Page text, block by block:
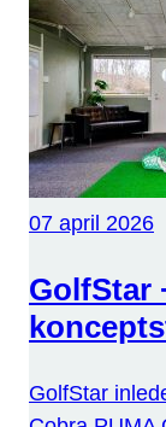
07 april 2026
GolfStar
GolfStar